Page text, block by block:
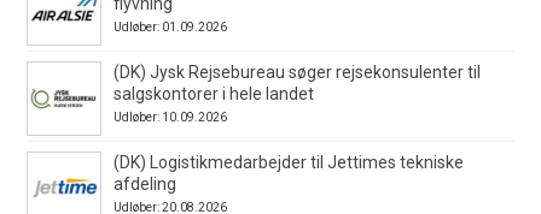
Udløber: 01.09.2026
(DK) Jysk Rejsebureau søger rejsekonsulenter til
salgskontorer i hele landet
Udløber: 10.09.2026
(DK) Logistikmedarbejder til Jettimes tekniske
afdeling
Udløber: 20.08.2026